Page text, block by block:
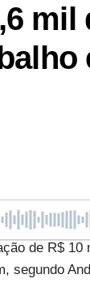
de R$
segundo